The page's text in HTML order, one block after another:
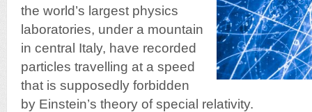
the world’s largest physics
laboratories, under a mountain
in central Italy, have recorded
particles travelling at a speed
that is supposedly forbidden
by Einstein’s theory of special relativity.